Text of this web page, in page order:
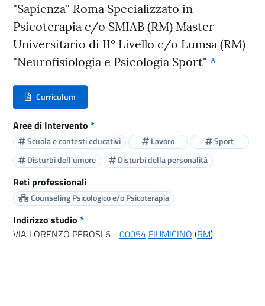
"Sapienza" Roma Specializzato in
Psicoterapia c/o SMIAB (RM) Master
Universitario di II° Livello c/o Lumsa (RM)
"Neurofisiologia e Psicologia Sport" *
Curriculum
(nuova scheda - new tab)
Aree di Intervento *
Scuola e contesti educativi Lavoro
Sport
Disturbi dell'umore
Disturbi della personalità
Reti professionali
Counseling Psicologico e/o Psicoterapia
Indirizzo studio *
VIA LORENZO PEROSI 6 - 00054 FIUMICINO (RM)